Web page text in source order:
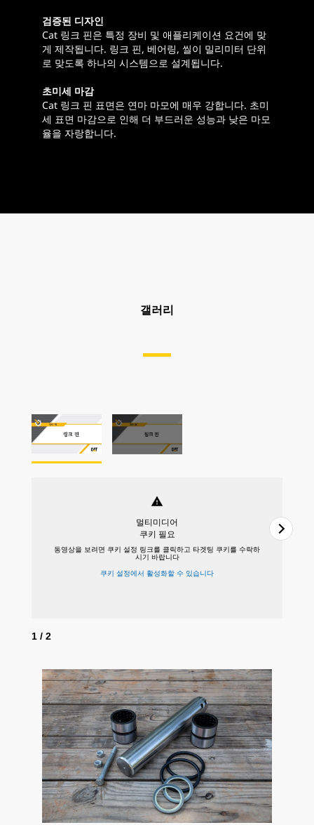
검증된 디자인
Cat 링크 핀은 특정 장비 및 애플리케이션 요건에 맞
게 제작됩니다. 링크 핀, 베어링, 씰이 밀리미터 단위
로 맞도록 하나의 시스템으로 설계됩니다.
초미세 마감
Cat 링크 핀 표면은 연마 마모에 매우 강합니다. 초미
세 표면 마감으로 인해 더 부드러운 성능과 낮은 마모
율을 자랑합니다.
갤러리
warning
멀티미디어
쿠키 필요
동영상을 보려면 쿠키 설정 링크를 클릭하고 타겟팅 쿠키를 수락하
시기 바랍니다
쿠키 설정에서 활성화할 수 있습니다
1 / 2